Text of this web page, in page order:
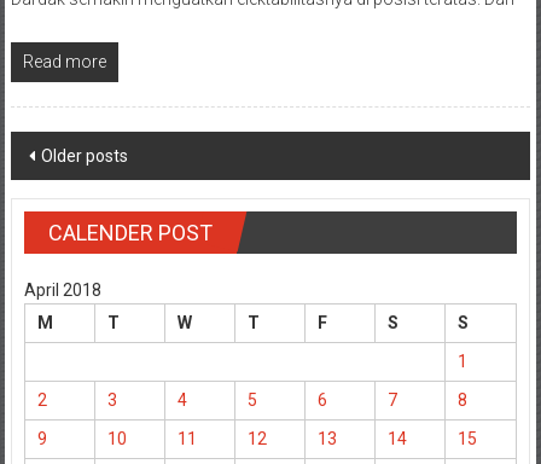
Read more
Posts
navigation
Older posts
CALENDER POST
April 2018
M
T W T F S
S
1
2
3 4 5 6 7
8
9
10 11 12 13 14
15